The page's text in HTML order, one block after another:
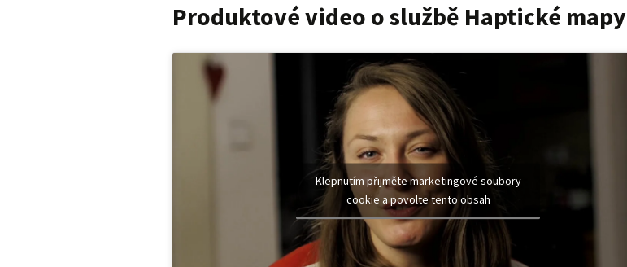
Produktové video o službě Haptické mapy
Klepnutím přijměte marketingové soubory
cookie a povolte tento obsah